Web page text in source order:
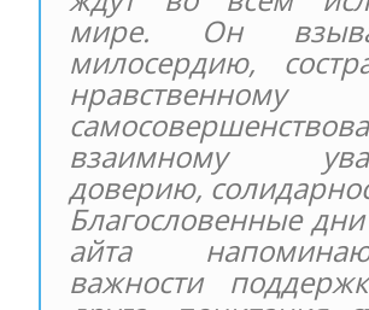
мире. Он
милосердию,
нравственному
взаимному
доверию,
Благословенные
айта
важности